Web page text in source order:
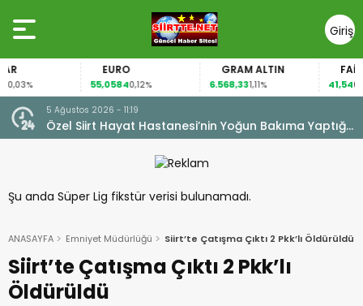
Giriş
Yap
EURO
55,05840,12%
GRAM ALTIN
6.568,331,11%
FAİZ
41,540,31%
Yaptığı
5 Ağustos 2026 - 09:32
Birkaç Dakikalık Serinlik, Bir Ömürlük Acıya
Dönüşmesin
Şu anda Süper Lig fikstür verisi bulunamadı.
ANASAYFA Emniyet Müdürlüğü Siirt’te Çatışma Çıktı 2 Pkk’lı Öldürüldü
Siirt’te Çatışma Çıktı 2 Pkk’lı
Öldürüldü